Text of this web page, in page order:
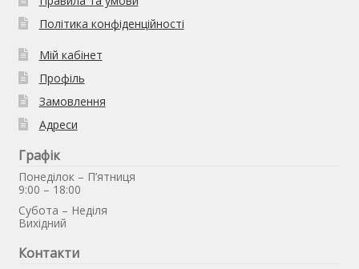
Політика конфіденційності
Мій кабінет
Профіль
Замовлення
Адреси
Графік
Понеділок – П’ятниця
9:00 – 18:00
Субота – Неділя
Вихідний
Контакти